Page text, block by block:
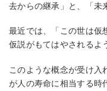
去からの継承」と、「未
最近では、「この世は仮
仮説がもてはやされるよ
このような概念が受け入
が人の寿命に相当する時